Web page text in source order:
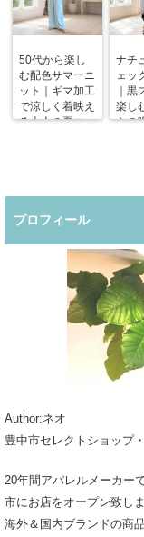
50代から楽し
む配色サマーニ
ット｜ギマ加工
で涼しく着映え
る大人の夏コー
ナチ
ェッ
｜
楽し
らの
プロフィール
Author:ネオ
豊中市セレクトショップ
20年間アパレルメーカー
市にお店をオープン致しま
海外＆国内ブランドの商